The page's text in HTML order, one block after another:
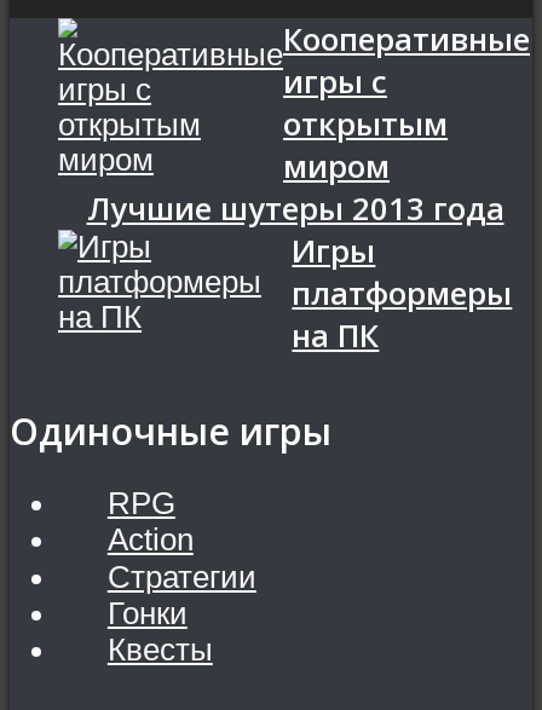
Кооперативные
игры с
открытым
миром
Лучшие шутеры 2013 года
Игры
платформеры
на ПК
Одиночные игры
RPG
Action
Стратегии
Гонки
Квесты